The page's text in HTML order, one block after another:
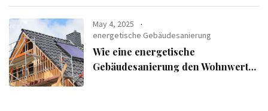
May 4, 2025
energetische Gebäudesanierung
Wie eine energetische
Gebäudesanierung den Wohnwert